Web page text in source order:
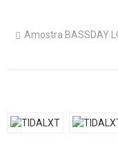
Amostra BASSDAY